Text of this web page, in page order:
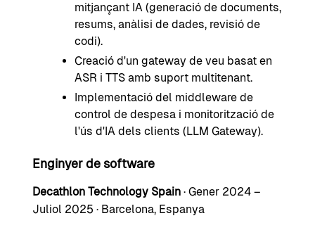
mitjançant IA (generació de documents,
resums, anàlisi de dades, revisió de
codi).
Creació d'un gateway de veu basat en
ASR i TTS amb suport multitenant.
Implementació del middleware de
control de despesa i monitorització de
l'ús d'IA dels clients (LLM Gateway).
Enginyer de software
Decathlon Technology Spain · Gener 2024 –
Juliol 2025 · Barcelona, Espanya